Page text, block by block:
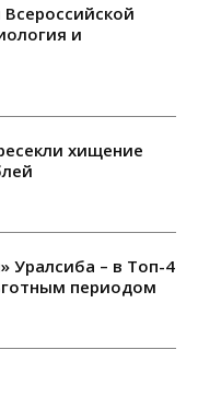
и
хищение
Уралсиба – в Топ-4
периодом